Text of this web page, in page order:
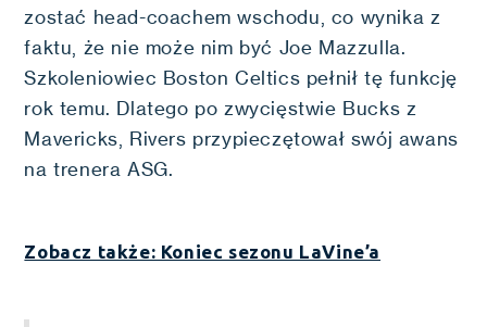
zostać head-coachem wschodu, co wynika z
faktu, że nie może nim być Joe Mazzulla.
Szkoleniowiec Boston Celtics pełnił tę funkcję
rok temu. Dlatego po zwycięstwie Bucks z
Mavericks, Rivers przypieczętował swój awans
na trenera ASG.
Zobacz także: Koniec sezonu LaVine’a